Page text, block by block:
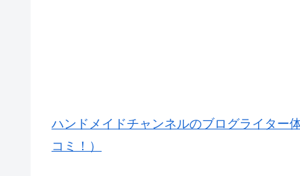
ハンドメイドチャンネルのブログライター
コミ！）